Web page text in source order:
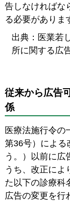
告しなければな
る必要がありま
出典：医業若
所に関する広
従来から広告
係
医療法施行令の
第36号）による
う。）以前に広
うち、改正によ
た以下の診療科
広告の変更を行